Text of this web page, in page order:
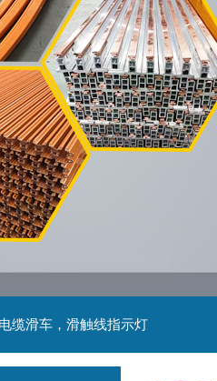
缆滑车，滑触线指示灯